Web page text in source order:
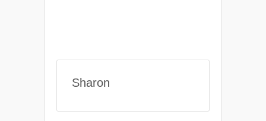
Sharon